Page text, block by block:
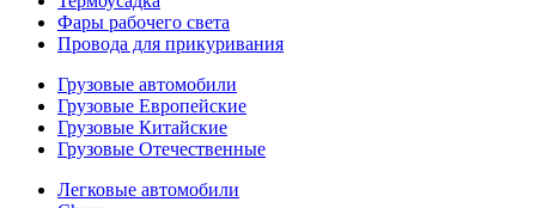
Фары рабочего света
Провода для прикуривания
Грузовые автомобили
Грузовые Европейские
Грузовые Китайские
Грузовые Отечественные
Легковые автомобили